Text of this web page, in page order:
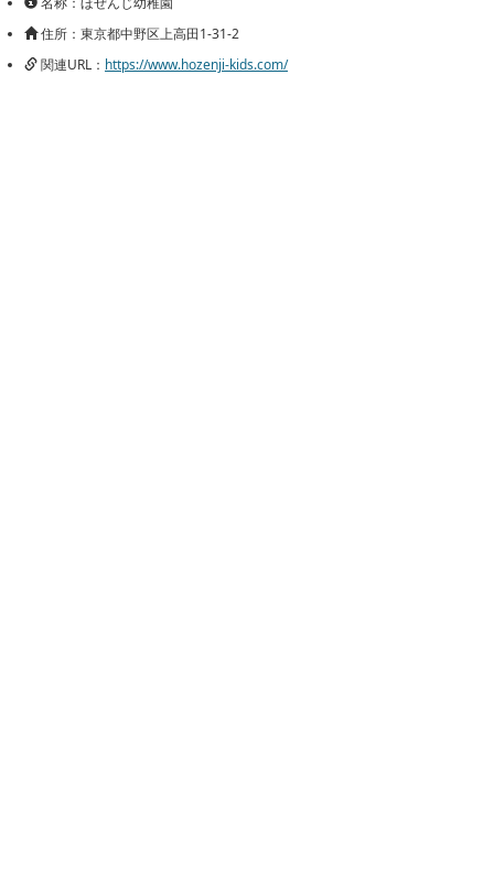
住所：東京都中野区上高田1-31-2
関連URL： https://www.hozenji-kids.com/